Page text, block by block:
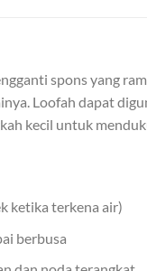
spons yang
Loofah dapat
kecil untuk
ketika terkena air)
berbusa